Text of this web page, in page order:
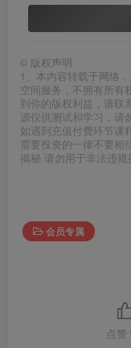
© 版权声明
1、本内容转载于网络
空间服务，不拥有所有
到你的版权利益，请联
源仅供测试和学习，请
如遇到充值付费环节课
需要投资的一律不要相
揭秘 请勿用于非法违
会员专属
点赞